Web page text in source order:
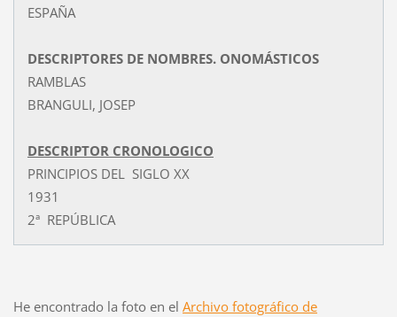
ESPAÑA
DESCRIPTORES DE NOMBRES. ONOMÁSTICOS
RAMBLAS
BRANGULI, JOSEP
DESCRIPTOR CRONOLOGICO
PRINCIPIOS DEL SIGLO XX
1931
2ª REPÚBLICA
He encontrado la foto en el Archivo fotográfico de